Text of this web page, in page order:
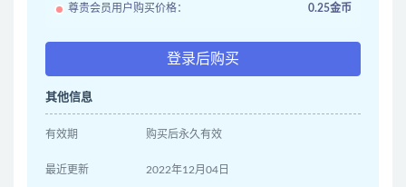
尊贵会员用户购买价格： 0.25金币
登录后购买
其他信息
有效期 购买后永久有效
最近更新 2022年12月04日